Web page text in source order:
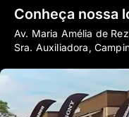
Conheça nossa
Av. Maria Amélia de
Sra. Auxiliadora,